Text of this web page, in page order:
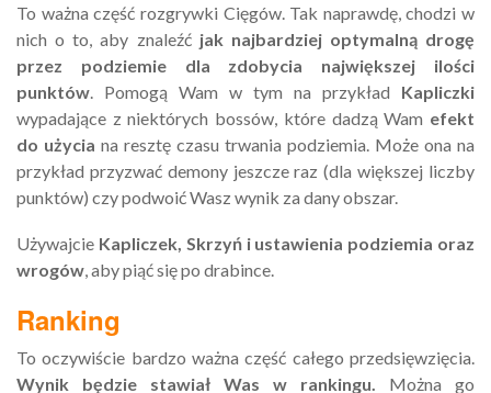
To ważna część rozgrywki Cięgów. Tak naprawdę, chodzi w
nich o to, aby znaleźć jak najbardziej optymalną drogę
przez podziemie dla zdobycia największej ilości
punktów . Pomogą Wam w tym na przykład Kapliczki
wypadające z niektórych bossów, które dadzą Wam efekt
do użycia na resztę czasu trwania podziemia. Może ona na
przykład przyzwać demony jeszcze raz (dla większej liczby
punktów) czy podwoić Wasz wynik za dany obszar.
Używajcie Kapliczek, Skrzyń i ustawienia podziemia oraz
wrogów , aby piąć się po drabince.
Ranking
To oczywiście bardzo ważna część całego przedsięwzięcia.
Wynik będzie stawiał Was w rankingu.
Można go